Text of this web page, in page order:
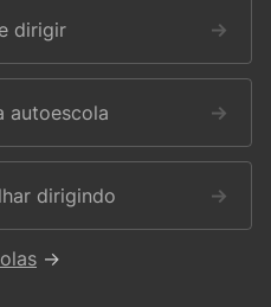
dirigir →
autoescola →
dirigindo →
→